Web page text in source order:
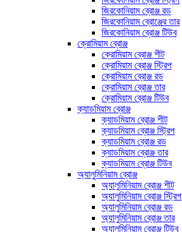
জিরকোনিয়াম ব্রোঞ্জ রড
জিরকোনিয়াম ব্রোঞ্জের তার
জিরকোনিয়াম ব্রোঞ্জ টিউব
ক্রোমিয়াম ব্রোঞ্জ
ক্রোমিয়াম ব্রোঞ্জ শীট
ক্রোমিয়াম ব্রোঞ্জ স্ট্রিপ
ক্রোমিয়াম ব্রোঞ্জ রড
ক্রোমিয়াম ব্রোঞ্জ তার
ক্রোমিয়াম ব্রোঞ্জ টিউব
ক্যাডমিয়াম ব্রোঞ্জ
ক্যাডমিয়াম ব্রোঞ্জ শীট
ক্যাডমিয়াম ব্রোঞ্জ স্ট্রিপ
ক্যাডমিয়াম ব্রোঞ্জ রড
ক্যাডমিয়াম ব্রোঞ্জ তার
ক্যাডমিয়াম ব্রোঞ্জ টিউব
অ্যালুমিনিয়াম ব্রোঞ্জ
অ্যালুমিনিয়াম ব্রোঞ্জ শীট
অ্যালুমিনিয়াম ব্রোঞ্জ স্ট্রিপ
অ্যালুমিনিয়াম ব্রোঞ্জ রড
অ্যালুমিনিয়াম ব্রোঞ্জ তার
অ্যালুমিনিয়াম ব্রোঞ্জ টিউব